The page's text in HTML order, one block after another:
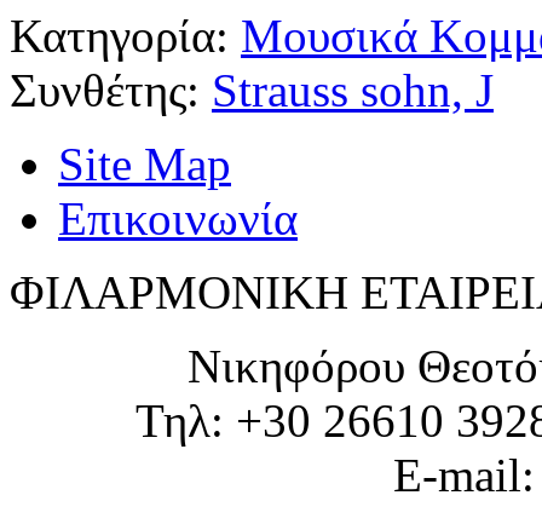
Κατηγορία: Μουσικά
Συνθέτης: Strauss sohn, J
Site Map
Επικοινωνία
ΦΙΛΑΡΜΟΝΙΚΗ
Νικηφόρου
Τηλ: +30 26610
E-